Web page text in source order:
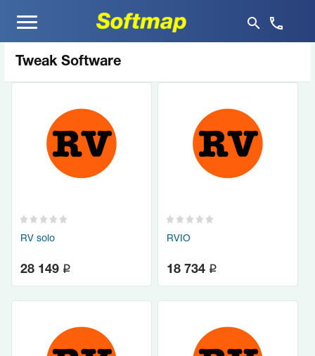
Меню
Tweak Software
RV solo
28 149 q
RVIO
18 734 q